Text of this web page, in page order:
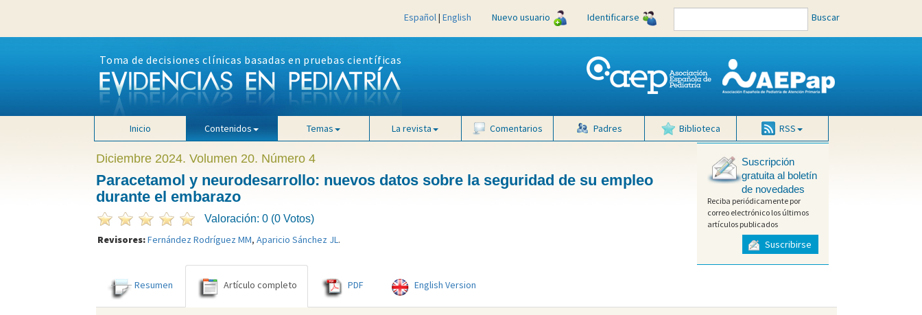
Español| English Nuevo usuario Identificarse Buscar
Toma de decisiones clínicas basadas en pruebas científicas
Inicio Contenidos Temas La revista Comentarios Padres Biblioteca RSS
Diciembre 2024. Volumen 20. Número 4
Paracetamol y neurodesarrollo: nuevos datos sobre la seguridad de su empleo
durante el embarazo
Valoración: 0 (0 Votos)
Revisores:Fernández Rodríguez MM, Aparicio Sánchez JL.
Suscripción
gratuita al boletín
de novedades
Reciba periódicamente por
correo electrónico los últimos
artículos publicados
Suscribirse
Resumen Artículo completo PDF English Version